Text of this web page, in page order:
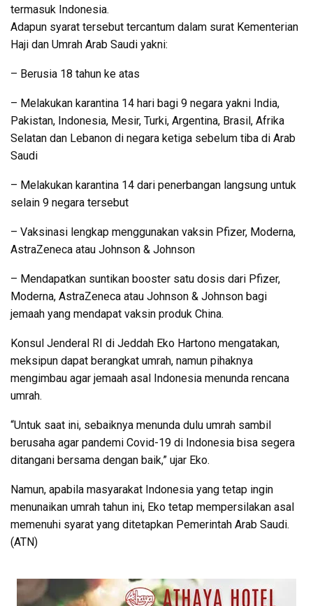
termasuk Indonesia.
Adapun syarat tersebut tercantum dalam surat Kementerian
Haji dan Umrah Arab Saudi yakni:
– Berusia 18 tahun ke atas
– Melakukan karantina 14 hari bagi 9 negara yakni India,
Pakistan, Indonesia, Mesir, Turki, Argentina, Brasil, Afrika
Selatan dan Lebanon di negara ketiga sebelum tiba di Arab
Saudi
– Melakukan karantina 14 dari penerbangan langsung untuk
selain 9 negara tersebut
– Vaksinasi lengkap menggunakan vaksin Pfizer, Moderna,
AstraZeneca atau Johnson & Johnson
– Mendapatkan suntikan booster satu dosis dari Pfizer,
Moderna, AstraZeneca atau Johnson & Johnson bagi
jemaah yang mendapat vaksin produk China.
Konsul Jenderal RI di Jeddah Eko Hartono mengatakan,
meksipun dapat berangkat umrah, namun pihaknya
mengimbau agar jemaah asal Indonesia menunda rencana
umrah.
“Untuk saat ini, sebaiknya menunda dulu umrah sambil
berusaha agar pandemi Covid-19 di Indonesia bisa segera
ditangani bersama dengan baik,” ujar Eko.
Namun, apabila masyarakat Indonesia yang tetap ingin
menunaikan umrah tahun ini, Eko tetap mempersilakan asal
memenuhi syarat yang ditetapkan Pemerintah Arab Saudi.
(ATN)